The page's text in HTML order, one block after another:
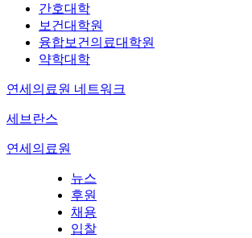
간호대학
보건대학원
융합보건의료대학원
약학대학
연세의료원 네트워크
세브란스
연세의료원
뉴스
후원
채용
입찰